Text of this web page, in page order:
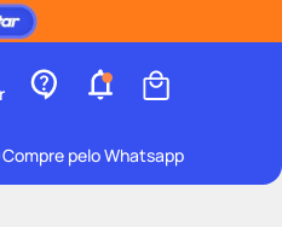
Compre pelo Whatsapp